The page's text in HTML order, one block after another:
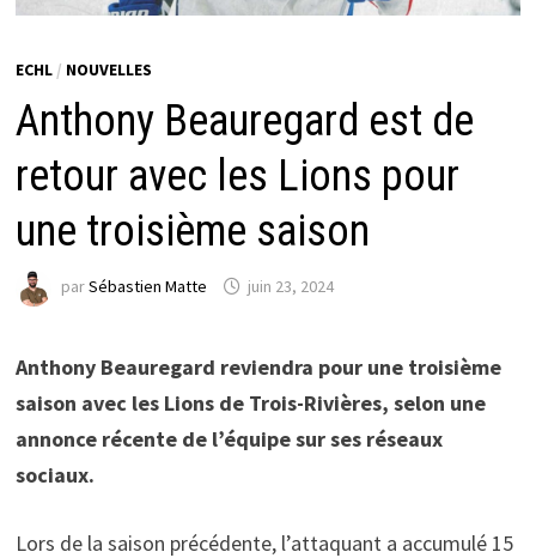
ECHL/ NOUVELLES
Anthony Beauregard est de
retour avec les Lions pour
une troisième saison
parSébastien Matte juin 23, 2024
Anthony Beauregard reviendra pour une troisième
saison avec les Lions de Trois-Rivières, selon une
annonce récente de l’équipe sur ses réseaux
sociaux.
Lors de la saison précédente, l’attaquant a accumulé 15